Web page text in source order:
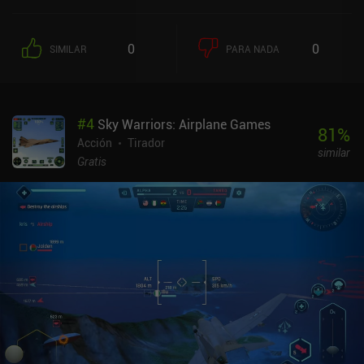
juego, y los jefes y monstruos tienen un aspecto impresionante. Me
recuerda un poco a Honkai Impact 3rd. Por desgracia, hay
cartas que aumentan las estadísticas, o mejorar las existentes de
muchas formas distintas. Esto puede sonar muy bien, pero
asegurarse de que todo está actualizado al último nivel pronto
cooperativo online y PvP en tiempo real. El modo cooperativo era
decente, pero el PvP parece que hay que pagar para ganar, a pesar
de los intentos de igualar las condiciones. Aunque el estilo
artístico es genial y sorprendentemente pulido, la interfaz está
llena de menús y "puntos rojos" que nos instan a comprobar
constantemente todos los sistemas. Devil May Cry: Peak of
Combat se monetiza mediante un pase de batalla, un sistema de
energía y montones de iAP para conseguir gacha y recursos. Se
puede disfrutar como jugador libre, pero me temo que el final del
juego se convertirá en un enorme engorro. Es un juego difícil de
SIMILAR 0 PARA NADA 0
#4 Sky Warriors: Airplane Games
Acción
Tirador
Gratis
81%
similar